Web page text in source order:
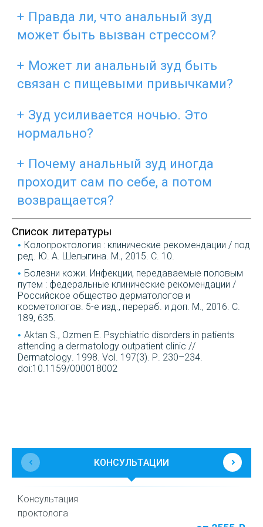
Правда ли, что анальный зуд
может быть вызван стрессом?
Может ли анальный зуд быть
связан с пищевыми привычками?
Зуд усиливается ночью. Это
нормально?
Почему анальный зуд иногда
проходит сам по себе, а потом
возвращается?
Список литературы
Колопроктология : клинические рекомендации / под
ред. Ю. А. Шелыгина. М., 2015. С. 10.
Болезни кожи. Инфекции, передаваемые половым
путем : федеральные клинические рекомендации /
Российское общество дерматологов и
косметологов. 5-е изд., перераб. и доп. М., 2016. С.
189, 635.
Aktan S., Ozmen E. Psychiatric disorders in patients
attending a dermatology outpatient clinic //
Dermatology. 1998. Vol. 197(3). P. 230–234.
doi:10.1159/000018002
КОНСУЛЬТАЦИИ
Консультация
проктолога